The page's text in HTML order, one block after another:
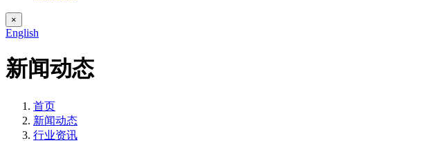
×
English
新闻动态
首页
新闻动态
行业资讯